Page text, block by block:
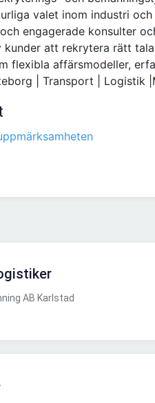
valet inom industri
engagerade konsulter
att rekrytera rätt
flexibla affärsmodeller,
| Transport | Logistik
AB Karlstad